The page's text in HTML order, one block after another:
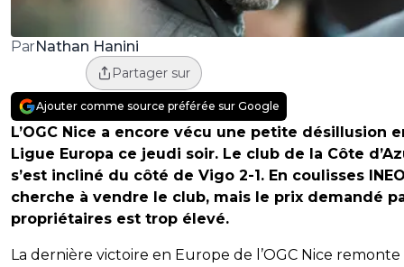
ParNathan Hanini
Partager sur
Ajouter comme source préférée sur Google
L’OGC Nice a encore vécu une petite désillusion
Ligue Europa ce jeudi soir. Le club de la Côte
s’est incliné du côté de Vigo 2-1. En coulisses
cherche à vendre le club, mais le prix demandé
propriétaires est trop élevé.
La dernière victoire en Europe de l’OGC Nice remonte